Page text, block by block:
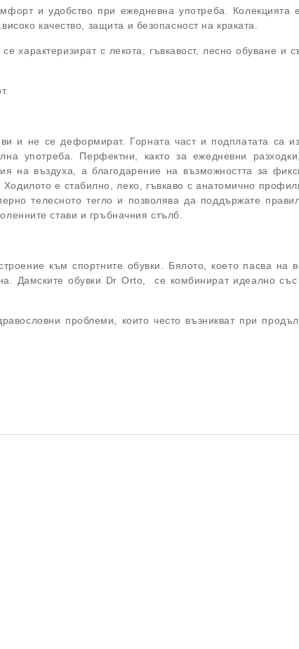
и удобство при ежедневна употреба. Колекцията
качество, защита и безопасност на краката.
характеризират с лекота, гъвкавост, лесно обуване и
и не се деформират. Горната част и подплатата са
употреба. Перфектни, както за ежедневни
на въздуха, а благодарение на възможността за
е стабилно, леко, гъвкаво с анатомично
телесното тегло и позволява да поддържате
стави и гръбначния стълб.
към спортните обувки. Бялото, което пасва на
Дамските обувки Dr Orto, се комбинират идеално със
проблеми, които често възникват при